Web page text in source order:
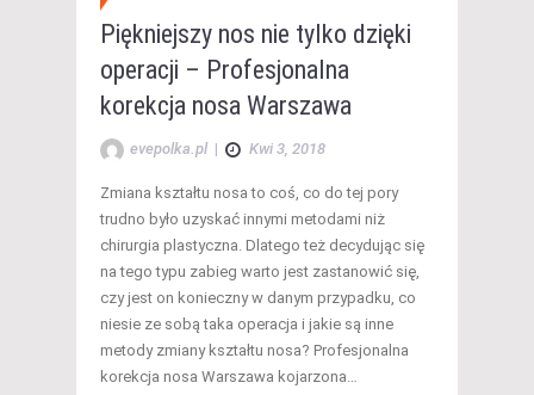
Piękniejszy nos nie tylko dzięki
operacji – Profesjonalna
korekcja nosa Warszawa
evepolka.pl | Kwi 3, 2018
Zmiana kształtu nosa to coś, co do tej pory
trudno było uzyskać innymi metodami niż
chirurgia plastyczna. Dlatego też decydując się
na tego typu zabieg warto jest zastanowić się,
czy jest on konieczny w danym przypadku, co
niesie ze sobą taka operacja i jakie są inne
metody zmiany kształtu nosa? Profesjonalna
korekcja nosa Warszawa kojarzona…